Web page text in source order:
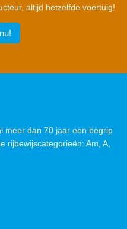
altijd hetzelfde voertuig!
meer dan 70 jaar een begrip
rijbewijscategorieën: Am, A,